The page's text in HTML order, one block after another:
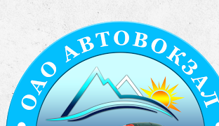
Перейти